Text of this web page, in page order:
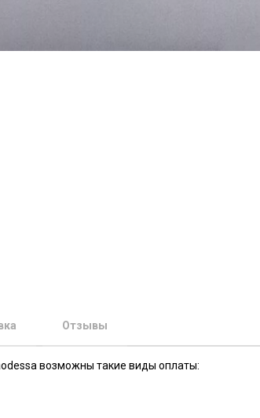
Отзывы
возможны такие виды оплаты: